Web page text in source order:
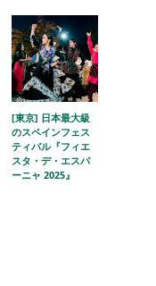
[東京] 日本最大級
のスペインフェス
ティバル『フィエ
スタ・デ・エスパ
ーニャ 2025』